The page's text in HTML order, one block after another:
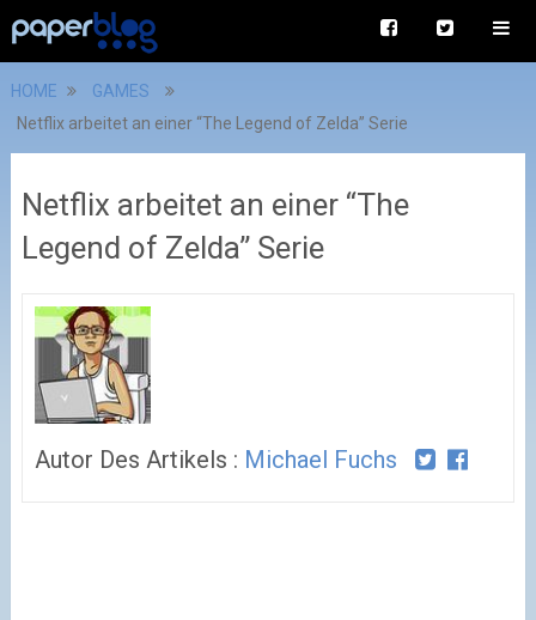
HOME
GAMES
Netflix arbeitet an einer “The Legend of Zelda” Serie
Netflix arbeitet an einer “The
Legend of Zelda” Serie
Autor Des Artikels : Michael Fuchs